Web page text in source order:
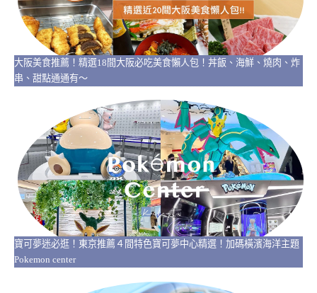
大阪美食推薦！精選18間大阪必吃美食懶人包！丼飯、海鮮、燒肉、炸
串、甜點通通有～
寶可夢迷必逛！東京推薦４間特色寶可夢中心精選！加碼橫濱海洋主題
Pokemon center